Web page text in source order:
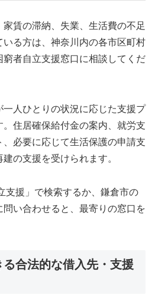
賃の滞納、失業、生活費の不足
る方は、神奈川内の各市区町村
者自立支援窓口に相談してくだ
一人ひとりの状況に応じた支援プ
住居確保給付金の案内、就労支
必要に応じて生活保護の申請支
の支援を受けられます。
支援」で検索するか、鎌倉市の
い合わせると、最寄りの窓口を
合法的な借入先・支援